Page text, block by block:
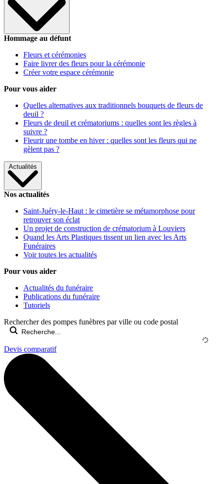
Hommage au défunt
Fleurs et cérémonies
Faire livrer des fleurs pour la cérémonie
Créer votre espace cérémonie
Pour vous aider
Quelles alternatives aux traditionnels bouquets de fleurs de
deuil ?
Fleurs de deuil et crématoriums : quelles sont les règles à
suivre ?
Fleurir une tombe en hiver : quelles sont les fleurs qui ne
gèlent pas ?
Actualités
Nos actualités
Saint-Juéry-le-Haut : le cimetière se métamorphose pour
retrouver son éclat
Un projet de construction de crématorium à Louviers
Quand les Arts Plastiques tissent un lien avec les Arts
Funéraires
Voir toutes les actualités
Pour vous aider
Actualités du funéraire
Publications du funéraire
Tutoriels
Rechercher des pompes funèbres par ville ou code postal
Devis comparatif